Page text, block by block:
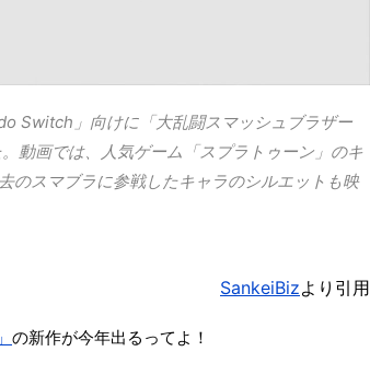
Switch」向けに「大乱闘スマッシュブラザー
動画では、人気ゲーム「スプラトゥーン」のキ
のスマブラに参戦したキャラのシルエットも映
SankeiBizより引用
の新作が今年出るってよ！